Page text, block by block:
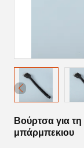
Βούρτσα για
μπάρμπεκιου